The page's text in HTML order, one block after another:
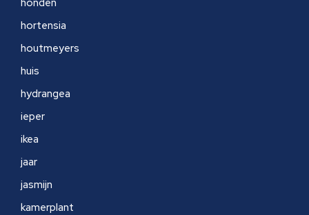
honden
hortensia
houtmeyers
huis
hydrangea
ieper
ikea
jaar
jasmijn
kamerplant